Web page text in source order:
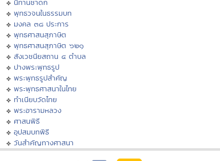
นิทานชาดก
พุทธวจนในธรรมบท
มงคล ๓๘ ประการ
พุทธศาสนสุภาษิต
พุทธศาสนสุภาษิต ๖๒๑
สังเวชนียสถาน ๔ ตำบล
ปางพระพุทธรูป
พระพุทธรูปสำคัญ
พระพุทธศาสนาในไทย
ทำเนียบวัดไทย
พระอารามหลวง
ศาสนพิธี
อุปสมบทพิธี
วันสำคัญทางศาสนา